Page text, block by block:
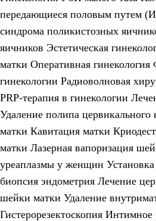
передающиеся половым путем
синдрома поликистозных
яичников Эстетическая
матки Оперативная гинекология
гинекологии Радиоволновая
PRP-терапия в гинекологии
Удаление полипа цервикального
матки Кавитация матки
матки Лазерная вапоризация
уреаплазмы у женщин
биопсия эндометрия Лечение
шейки матки Удаление
Гистерорезектоскопия Интимное